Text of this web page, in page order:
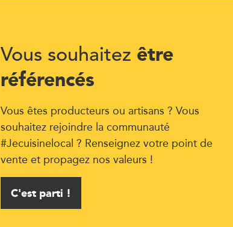
Vous souhaitez être
référencés
Vous êtes producteurs ou artisans ? Vous
souhaitez rejoindre la communauté
#Jecuisinelocal ? Renseignez votre point de
vente et propagez nos valeurs !
C'est parti !